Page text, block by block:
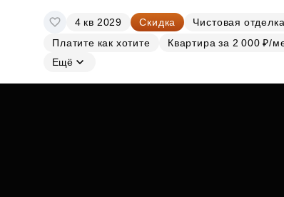
4 кв 2029 Скидка
Чистовая отделка
Платите как хотите
Квартира за 2 000 ₽/
Ещё